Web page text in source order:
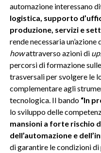
automazione interessano
logistica, supporto
produzione, servizi e
rende necessaria
howattraverso azioni di
percorsi di formazione
trasversali per svolgere le
complementare agli
tecnologica. Il bando “In
lo sviluppo delle
mansioni a forte rischio
dell’automazione e
di garantire le condizioni di